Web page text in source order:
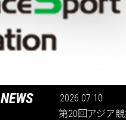
NEWS
2026.07.10
第20回アジア